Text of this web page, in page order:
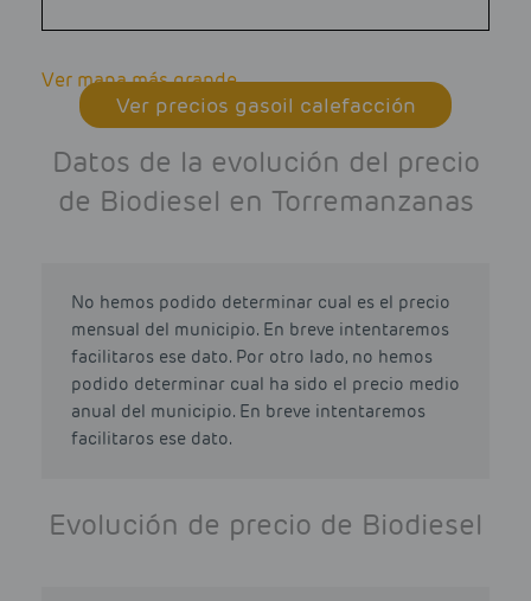
Ver mapa más grande
Ver precios gasoil calefacción
Datos de la evolución del precio
de Biodiesel en Torremanzanas
No hemos podido determinar cual es el precio
mensual del municipio. En breve intentaremos
facilitaros ese dato. Por otro lado, no hemos
podido determinar cual ha sido el precio medio
anual del municipio. En breve intentaremos
facilitaros ese dato.
Evolución de precio de Biodiesel